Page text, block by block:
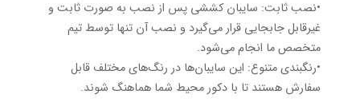
•نصب ثابت: سایبان کششی پس از نصب به صورت ثابت و
غیرقابل جابجایی قرار می‌گیرد و نصب آن تنها توسط تیم
متخصص ما انجام می‌شود.
•رنگبندی متنوع: این سایبان‌ها در رنگ‌های مختلف قابل
سفارش هستند تا با دکور محیط شما هماهنگ شوند.